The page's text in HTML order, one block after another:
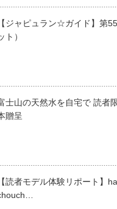
【ジャピュラン☆ガイド】第
ト）
士山の天然水を自宅で 読者
贈呈
【読者モデル体験リポート】